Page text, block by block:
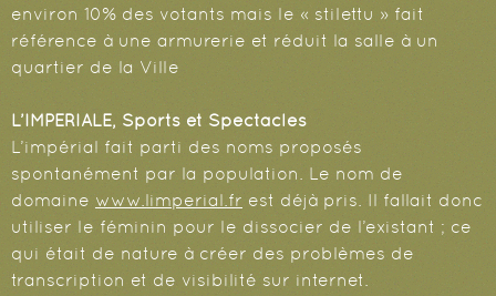
environ 10% des votants mais le « stilettu » fait
référence à une armurerie et réduit la salle à un
quartier de la Ville
L’IMPERIALE, Sports et Spectacles
L’impérial fait parti des noms proposés
spontanément par la population. Le nom de
domaine www.limperial.fr est déjà pris. Il fallait donc
utiliser le féminin pour le dissocier de l’existant ; ce
qui était de nature à créer des problèmes de
transcription et de visibilité sur internet.